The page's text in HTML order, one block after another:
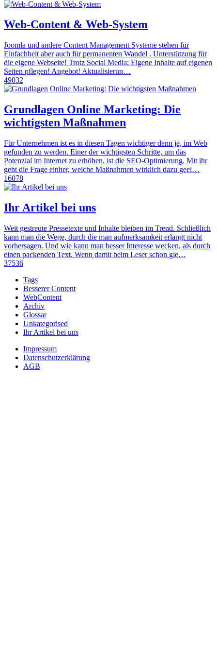
Web-Content & Web-System
Joomla und andere Content Management Systeme stehen für
Einfachheit aber auch für permanenten Wandel . Unterstützung für
die eigene Webseite! Trotz Social Media: Eigene Inhalte auf eigenen
Seiten pflegen! Angebot! Aktualisierun…
49032
Grundlagen Online Marketing: Die
wichtigsten Maßnahmen
Für Unternehmen ist es in diesen Tagen wichtiger denn je, im Web
gefunden zu werden. Einer der wichtigsten Schritte, um das
Potenzial im Internet zu erhöhen, ist die SEO-Optimierung. Mit ihr
geht die Frage einher, welche Maßnahmen wirklich dazu geei…
16078
Ihr Artikel bei uns
Weit gestreute Pressetexte und Inhalte bleiben im Trend. Schließlich
kann man die Wege, durch die man aufmerksamkeit erlangt nicht
vorhersagen. Und wie kann man besser Interesse wecken, als durch
einen packenden Text. Wenn damit beim Leser schon gle…
37536
Tags
Besserer Content
WebContent
Archiv
Glossar
Unkategorised
Ihr Artikel bei uns
Impressum
Datenschutzerklärung
AGB